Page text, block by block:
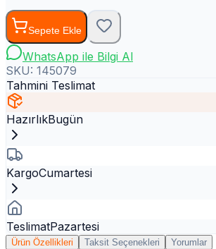
Sepete Ekle
WhatsApp ile Bilgi Al
SKU: 145079
Tahmini Teslimat
HazırlıkBugün
KargoCumartesi
TeslimatPazartesi
Ürün Özellikleri Taksit Seçenekleri Yorumlar